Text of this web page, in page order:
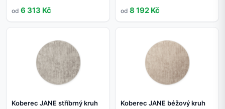
od 6 313 Kč od 8 192 Kč
Koberec JANE stříbrný kruh Koberec JANE béžový kruh